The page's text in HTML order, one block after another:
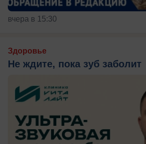
вчера в 15:30
Здоровье
Не ждите, пока зуб заболит